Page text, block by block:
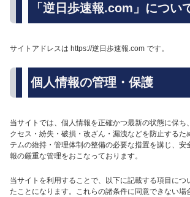
「逆日歩速報.com」につい
サイトアドレスは https://逆日歩速報.com です。
個人情報の管理・保護
当サイトでは、個人情報を正確かつ最新の状態に保ち
クセス・紛失・破損・改ざん・漏洩などを防止するた
テムの維持・管理体制の整備の必要な措置を講じ、安
報の厳重な管理をおこなっております。
当サイトを利用することで、以下に記載する項目につ
たことになります。これらの諸条件に同意できない場